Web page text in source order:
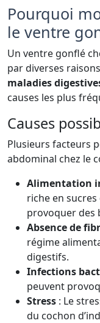
Pourquoi
le ventre
Un ventre gonflé
par diverses
maladies
causes les plus
Causes
Plusieurs facteurs
abdominal chez le
Alimentation
riche en
provoquer des
Absence de
régime
digestifs.
Infections
peuvent
Stress : Le
du cochon